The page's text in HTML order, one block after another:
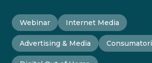
Webinar Internet Media
Advertising & Media Consumatori